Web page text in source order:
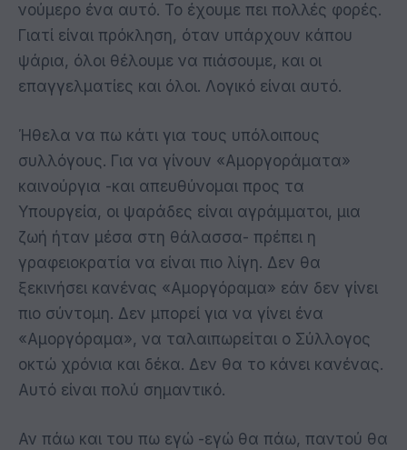
νούμερο ένα αυτό. Το έχουμε πει πολλές φορές.
Γιατί είναι πρόκληση, όταν υπάρχουν κάπου
ψάρια, όλοι θέλουμε να πιάσουμε, και οι
επαγγελματίες και όλοι. Λογικό είναι αυτό.
Ήθελα να πω κάτι για τους υπόλοιπους
συλλόγους. Για να γίνουν «Αμοργοράματα»
καινούργια -και απευθύνομαι προς τα
Υπουργεία, οι ψαράδες είναι αγράμματοι, μια
ζωή ήταν μέσα στη θάλασσα- πρέπει η
γραφειοκρατία να είναι πιο λίγη. Δεν θα
ξεκινήσει κανένας «Αμοργόραμα» εάν δεν γίνει
πιο σύντομη. Δεν μπορεί για να γίνει ένα
«Αμοργόραμα», να ταλαιπωρείται ο Σύλλογος
οκτώ χρόνια και δέκα. Δεν θα το κάνει κανένας.
Αυτό είναι πολύ σημαντικό.
Αν πάω και του πω εγώ -εγώ θα πάω, παντού θα